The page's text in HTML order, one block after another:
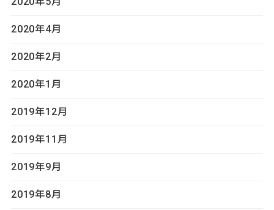
2020年4月
2020年2月
2020年1月
2019年12月
2019年11月
2019年9月
2019年8月